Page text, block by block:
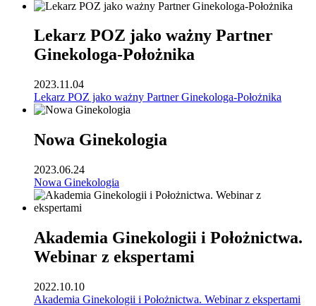
Lekarz POZ jako ważny Partner
Ginekologa-Położnika
2023.11.04
Lekarz POZ jako ważny Partner Ginekologa-Położnika
Nowa Ginekologia
2023.06.24
Nowa Ginekologia
Akademia Ginekologii i Położnictwa.
Webinar z ekspertami
2022.10.10
Akademia Ginekologii i Położnictwa. Webinar z ekspertami